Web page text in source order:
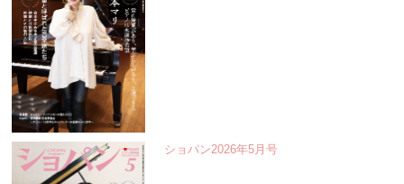
ショパン2026年5月号